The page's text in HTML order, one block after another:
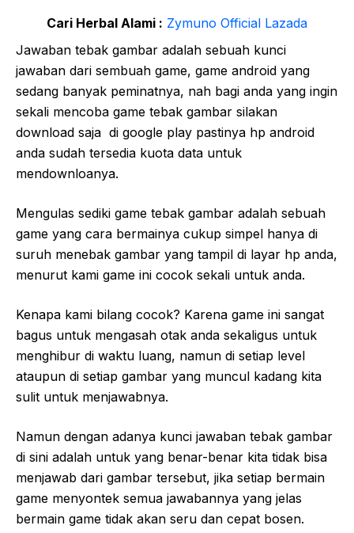
Cari Herbal Alami : Zymuno Official Lazada
Jawaban tebak gambar adalah sebuah kunci
jawaban dari sembuah game, game android yang
sedang banyak peminatnya, nah bagi anda yang ingin
sekali mencoba game tebak gambar silakan
download saja di google play pastinya hp android
anda sudah tersedia kuota data untuk
mendownloanya.
Mengulas sediki game tebak gambar adalah sebuah
game yang cara bermainya cukup simpel hanya di
suruh menebak gambar yang tampil di layar hp anda,
menurut kami game ini cocok sekali untuk anda.
Kenapa kami bilang cocok? Karena game ini sangat
bagus untuk mengasah otak anda sekaligus untuk
menghibur di waktu luang, namun di setiap level
ataupun di setiap gambar yang muncul kadang kita
sulit untuk menjawabnya.
Namun dengan adanya kunci jawaban tebak gambar
di sini adalah untuk yang benar-benar kita tidak bisa
menjawab dari gambar tersebut, jika setiap bermain
game menyontek semua jawabannya yang jelas
bermain game tidak akan seru dan cepat bosen.